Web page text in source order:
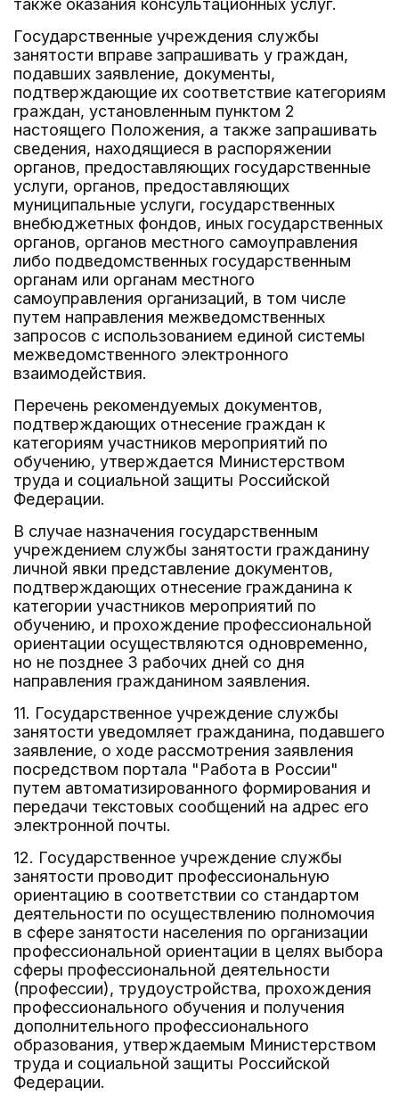
также оказания консультационных услуг.
Государственные учреждения службы
занятости вправе запрашивать у граждан,
подавших заявление, документы,
подтверждающие их соответствие категориям
граждан, установленным пунктом 2
настоящего Положения, а также запрашивать
сведения, находящиеся в распоряжении
органов, предоставляющих государственные
услуги, органов, предоставляющих
муниципальные услуги, государственных
внебюджетных фондов, иных государственных
органов, органов местного самоуправления
либо подведомственных государственным
органам или органам местного
самоуправления организаций, в том числе
путем направления межведомственных
запросов с использованием единой системы
межведомственного электронного
взаимодействия.
Перечень рекомендуемых документов,
подтверждающих отнесение граждан к
категориям участников мероприятий по
обучению, утверждается Министерством
труда и социальной защиты Российской
Федерации.
В случае назначения государственным
учреждением службы занятости гражданину
личной явки представление документов,
подтверждающих отнесение гражданина к
категории участников мероприятий по
обучению, и прохождение профессиональной
ориентации осуществляются одновременно,
но не позднее 3 рабочих дней со дня
направления гражданином заявления.
11. Государственное учреждение службы
занятости уведомляет гражданина, подавшего
заявление, о ходе рассмотрения заявления
посредством портала "Работа в России"
путем автоматизированного формирования и
передачи текстовых сообщений на адрес его
электронной почты.
12. Государственное учреждение службы
занятости проводит профессиональную
ориентацию в соответствии со стандартом
деятельности по осуществлению полномочия
в сфере занятости населения по организации
профессиональной ориентации в целях выбора
сферы профессиональной деятельности
(профессии), трудоустройства, прохождения
профессионального обучения и получения
дополнительного профессионального
образования, утверждаемым Министерством
труда и социальной защиты Российской
Федерации.